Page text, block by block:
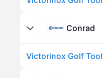
Conrad